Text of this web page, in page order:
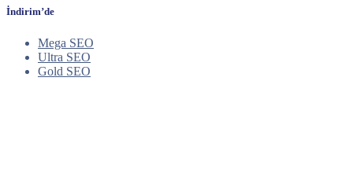
İndirim’de
Mega SEO
Ultra SEO
Gold SEO